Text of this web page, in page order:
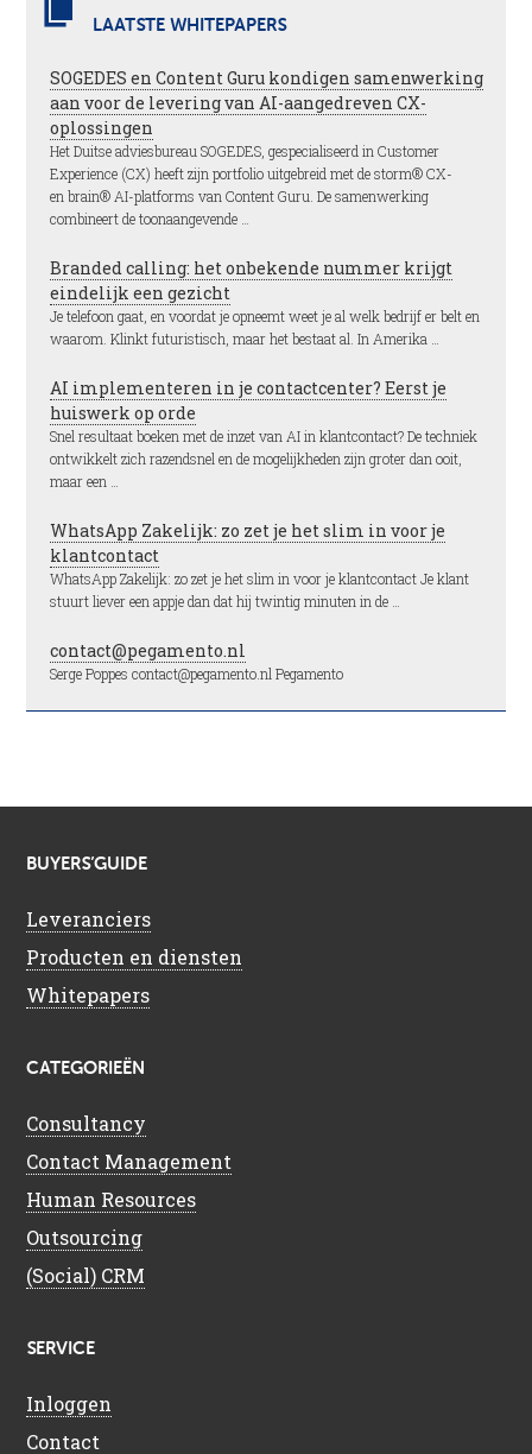
LAATSTE WHITEPAPERS
SOGEDES en Content Guru kondigen samenwerking
aan voor de levering van AI-aangedreven CX-
oplossingen
Het Duitse adviesbureau SOGEDES, gespecialiseerd in Customer
Experience (CX) heeft zijn portfolio uitgebreid met de storm® CX-
en brain® AI-platforms van Content Guru. De samenwerking
combineert de toonaangevende …
Branded calling: het onbekende nummer krijgt
eindelijk een gezicht
Je telefoon gaat, en voordat je opneemt weet je al welk bedrijf er belt en
waarom. Klinkt futuristisch, maar het bestaat al. In Amerika …
AI implementeren in je contactcenter? Eerst je
huiswerk op orde
Snel resultaat boeken met de inzet van AI in klantcontact? De techniek
ontwikkelt zich razendsnel en de mogelijkheden zijn groter dan ooit,
maar een …
WhatsApp Zakelijk: zo zet je het slim in voor je
klantcontact
WhatsApp Zakelijk: zo zet je het slim in voor je klantcontact Je klant
stuurt liever een appje dan dat hij twintig minuten in de …
contact@pegamento.nl
Serge Poppes contact@pegamento.nl Pegamento
BUYERS’GUIDE
Leveranciers
Producten en diensten
Whitepapers
CATEGORIEËN
Consultancy
Contact Management
Human Resources
Outsourcing
(Social) CRM
SERVICE
Inloggen
Contact